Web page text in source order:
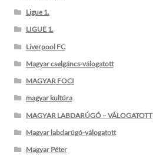
Ligue 1.
LIGUE 1.
Liverpool FC
Magyar cselgáncs-válogatott
MAGYAR FOCI
magyar kultúra
MAGYAR LABDARÚGÓ – VÁLOGATOTT
Magyar labdarúgó-válogatott
Magyar Péter